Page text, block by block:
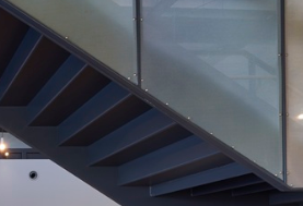
ホテル
施工要領
事務所案内